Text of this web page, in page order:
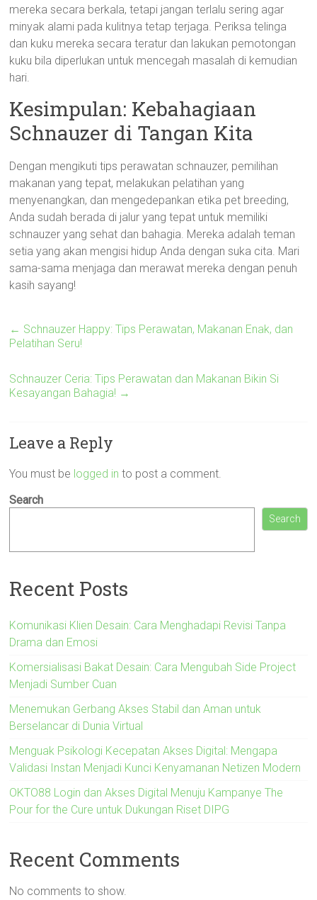
mereka secara berkala, tetapi jangan terlalu sering agar
minyak alami pada kulitnya tetap terjaga. Periksa telinga
dan kuku mereka secara teratur dan lakukan pemotongan
kuku bila diperlukan untuk mencegah masalah di kemudian
hari.
Kesimpulan: Kebahagiaan
Schnauzer di Tangan Kita
Dengan mengikuti tips perawatan schnauzer, pemilihan
makanan yang tepat, melakukan pelatihan yang
menyenangkan, dan mengedepankan etika pet breeding,
Anda sudah berada di jalur yang tepat untuk memiliki
schnauzer yang sehat dan bahagia. Mereka adalah teman
setia yang akan mengisi hidup Anda dengan suka cita. Mari
sama-sama menjaga dan merawat mereka dengan penuh
kasih sayang!
← Schnauzer Happy: Tips Perawatan, Makanan Enak, dan
Pelatihan Seru!
Schnauzer Ceria: Tips Perawatan dan Makanan Bikin Si
Kesayangan Bahagia! →
Leave a Reply
You must be logged in to post a comment.
Search
Search
Recent Posts
Komunikasi Klien Desain: Cara Menghadapi Revisi Tanpa
Drama dan Emosi
Komersialisasi Bakat Desain: Cara Mengubah Side Project
Menjadi Sumber Cuan
Menemukan Gerbang Akses Stabil dan Aman untuk
Berselancar di Dunia Virtual
Menguak Psikologi Kecepatan Akses Digital: Mengapa
Validasi Instan Menjadi Kunci Kenyamanan Netizen Modern
OKTO88 Login dan Akses Digital Menuju Kampanye The
Pour for the Cure untuk Dukungan Riset DIPG
Recent Comments
No comments to show.